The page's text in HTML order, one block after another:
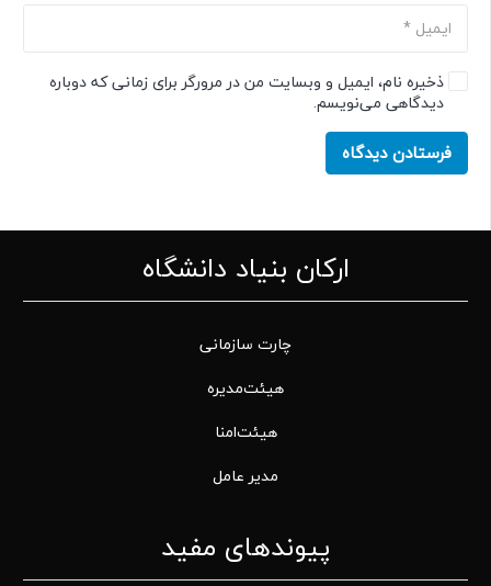
ذخیره نام، ایمیل و وبسایت من در مرورگر برای زمانی که دوباره
دیدگاهی می‌نویسم.
فرستادن دیدگاه
ارکان بنیاد دانشگاه
چارت سازمانی
هیئت‌مدیره
هیئت‌امنا
مدیر عامل
پیوندهای مفید